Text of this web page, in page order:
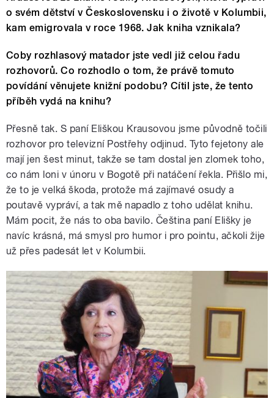
o svém dětství v Československu i o životě v Kolumbii,
kam emigrovala v roce 1968. Jak kniha vznikala?
Coby rozhlasový matador jste vedl již celou řadu
rozhovorů. Co rozhodlo o tom, že právě tomuto
povídání věnujete knižní podobu? Cítil jste, že tento
příběh vydá na knihu?
Přesně tak. S paní Eliškou Krausovou jsme původně točili
rozhovor pro televizní Postřehy odjinud. Tyto fejetony ale
mají jen šest minut, takže se tam dostal jen zlomek toho,
co nám loni v únoru v Bogotě při natáčení řekla. Přišlo mi,
že to je velká škoda, protože má zajímavé osudy a
poutavě vypráví, a tak mě napadlo z toho udělat knihu.
Mám pocit, že nás to oba bavilo. Čeština paní Elišky je
navíc krásná, má smysl pro humor i pro pointu, ačkoli žije
už přes padesát let v Kolumbii.